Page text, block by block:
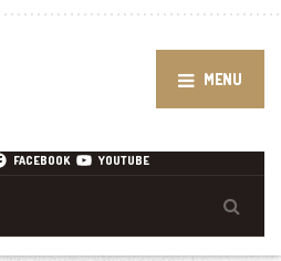
MENU
FACEBOOK YOUTUBE